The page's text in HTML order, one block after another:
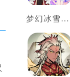
梦幻冰雪公主变装女王